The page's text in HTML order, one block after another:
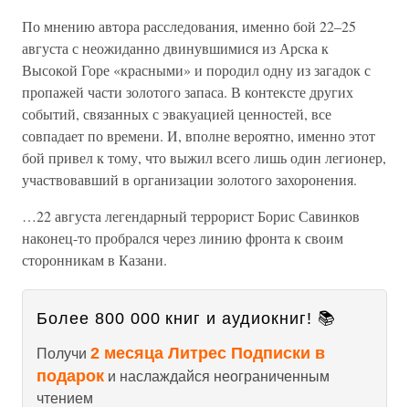
По мнению автора расследования, именно бой 22–25
августа с неожиданно двинувшимися из Арска к
Высокой Горе «красными» и породил одну из загадок с
пропажей части золотого запаса. В контексте других
событий, связанных с эвакуацией ценностей, все
совпадает по времени. И, вполне вероятно, именно этот
бой привел к тому, что выжил всего лишь один легионер,
участвовавший в организации золотого захоронения.
…22 августа легендарный террорист Борис Савинков
наконец-то пробрался через линию фронта к своим
сторонникам в Казани.
Более 800 000 книг и аудиокниг! 📚
Получи 2 месяца Литрес Подписки в
подарок и наслаждайся неограниченным
чтением